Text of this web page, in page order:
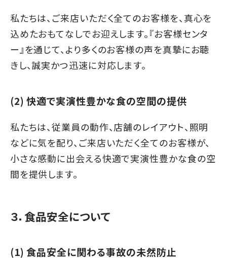
私たちは、ご来店いただく全てのお客様を、真心を
込めたおもてなしでお迎えします。『お客様センタ
ー』を通じて、より多くのお客様の声を真摯にお聴
きし、誠実かつ迅速に対応します。
(2) 快適で実演性豊かな食の空間の提供
私たちは、従業員の動作、店舗のレイアウト、照明
などに気を配り、ご来店いただく全てのお客様が、
小さな感動に出会える快適で実演性豊かな食の空
間を提供します。
３．食品安全について
(1) 食品安全に関わる事故の未然防止